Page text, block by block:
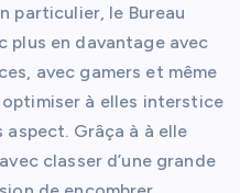
particulier, le Bureau
plus en davantage avec
avec gamers et même
à elles interstice
Grâça à à elle
classer d’une grande